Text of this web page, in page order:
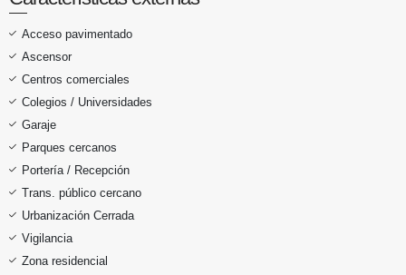
Acceso pavimentado
Ascensor
Centros comerciales
Colegios / Universidades
Garaje
Parques cercanos
Portería / Recepción
Trans. público cercano
Urbanización Cerrada
Vigilancia
Zona residencial